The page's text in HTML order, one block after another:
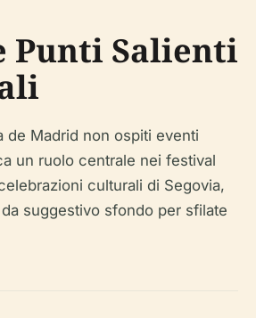
Punti Salienti
de Madrid non ospiti eventi
un ruolo centrale nei festival
culturali di Segovia,
suggestivo sfondo per sfilate